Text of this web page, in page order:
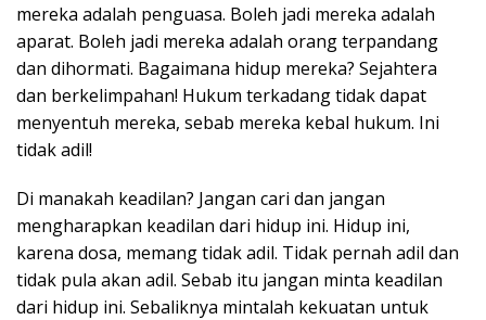
mereka adalah penguasa. Boleh jadi mereka adalah
aparat. Boleh jadi mereka adalah orang terpandang
dan dihormati. Bagaimana hidup mereka? Sejahtera
dan berkelimpahan! Hukum terkadang tidak dapat
menyentuh mereka, sebab mereka kebal hukum. Ini
tidak adil!
Di manakah keadilan? Jangan cari dan jangan
mengharapkan keadilan dari hidup ini. Hidup ini,
karena dosa, memang tidak adil. Tidak pernah adil dan
tidak pula akan adil. Sebab itu jangan minta keadilan
dari hidup ini. Sebaliknya mintalah kekuatan untuk